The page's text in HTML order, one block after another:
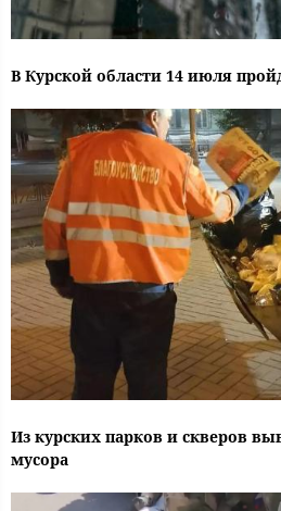
В Курской области 14 июля
Из курских парков и скверов
мусора